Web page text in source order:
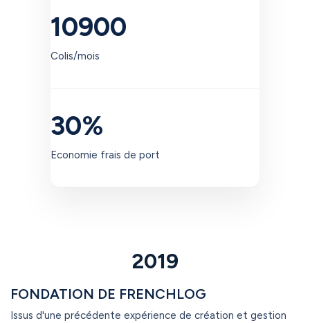
10900
Colis/mois
30%
Economie frais de port
2019
FONDATION DE FRENCHLOG
Issus d'une précédente expérience de création et gestion